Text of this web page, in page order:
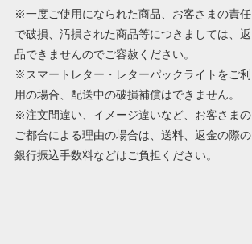
※一度ご使用になられた商品、お客さまの責任
で破損、汚損された商品等につきましては、返
品できませんのでご容赦ください。
※スマートレター・レターパックライトをご利
用の場合、配送中の破損補償はできません。
※注文間違い、イメージ違いなど、お客さまの
ご都合による理由の場合は、送料、返金の際の
銀行振込手数料などはご負担ください。